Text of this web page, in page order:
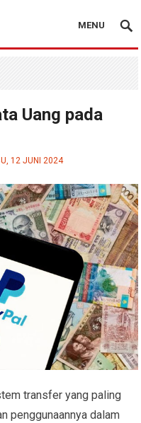
MENU
Uang pada
12 JUNI 2024
transfer yang paling
penggunaannya dalam